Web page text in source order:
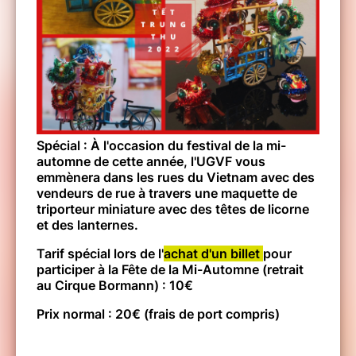
Programme / Chương trình:
11h30 à 14h00 : Các quầy trò chơi –
Stands jeux de kermesse
14h00 à 14h30 : Phá mâm cỗ trung
thu, rước đèn – Dessert enfants –
Lampions
15h : Tiết mục xiếc – Spectacle du
cirque
Accès voiture :
►Périphérique Intérieur – Sortie Quai d’Issy –
Pont du Garigliano
Sèvres – Porte de Versailles
Parking INDIGO (37 rue Leblanc – 75015 –
Spécial : À l'occasion du festival de la mi-
automne de cette année, l'UGVF vous
emmènera dans les rues du Vietnam avec des
vendeurs de rue à travers une maquette de
triporteur miniature avec des têtes de licorne
et des lanternes.
Tarif spécial lors de l'achat d'un billet pour
participer à la Fête de la Mi-Automne (retrait
au Cirque Bormann) : 10€
Prix ​​normal : 20€ (frais de port compris)